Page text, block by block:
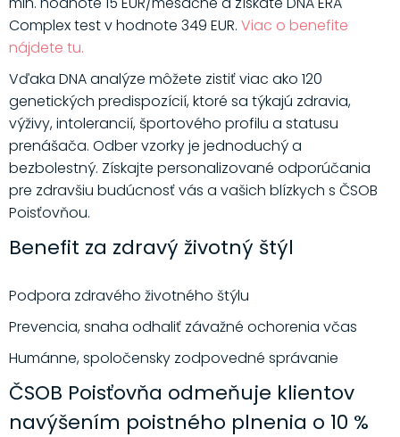
Complex test v hodnote 349 EUR. Viac o benefite
nájdete tu.
Vďaka DNA analýze môžete zistiť viac ako 120
genetických predispozícií, ktoré sa týkajú zdravia,
výživy, intolerancií, športového profilu a statusu
prenášača. Odber vzorky je jednoduchý a
bezbolestný. Získajte personalizované odporúčania
pre zdravšiu budúcnosť vás a vašich blízkych s ČSOB
Poisťovňou.
Benefit za zdravý životný štýl
Podpora zdravého životného štýlu
Prevencia, snaha odhaliť závažné ochorenia včas
Humánne, spoločensky zodpovedné správanie
ČSOB Poisťovňa odmeňuje klientov
navýšením poistného plnenia o 10 %